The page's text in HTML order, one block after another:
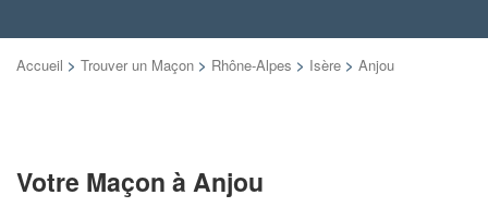
Accueil > Trouver un Maçon > Rhône-Alpes > Isère > Anjou
Votre Maçon à Anjou